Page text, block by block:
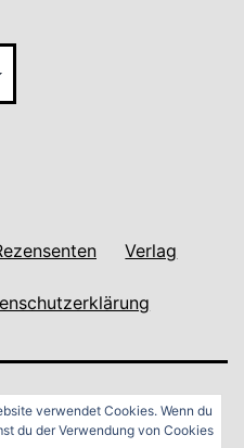
Verlag
verwendet Cookies. Wenn du
du der Verwendung von Cookies